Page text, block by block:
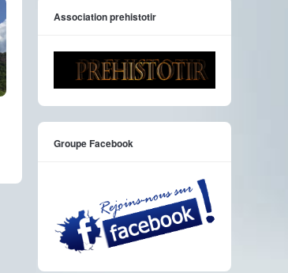
Association prehistotir
Groupe Facebook